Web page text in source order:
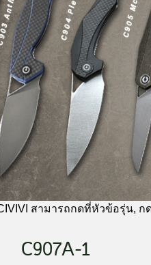
สามารถกดที่หัวข้อรุ่น, ก
C907A-1